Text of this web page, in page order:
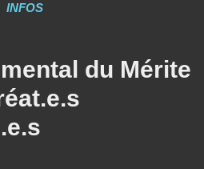
INFOS
du Mérite